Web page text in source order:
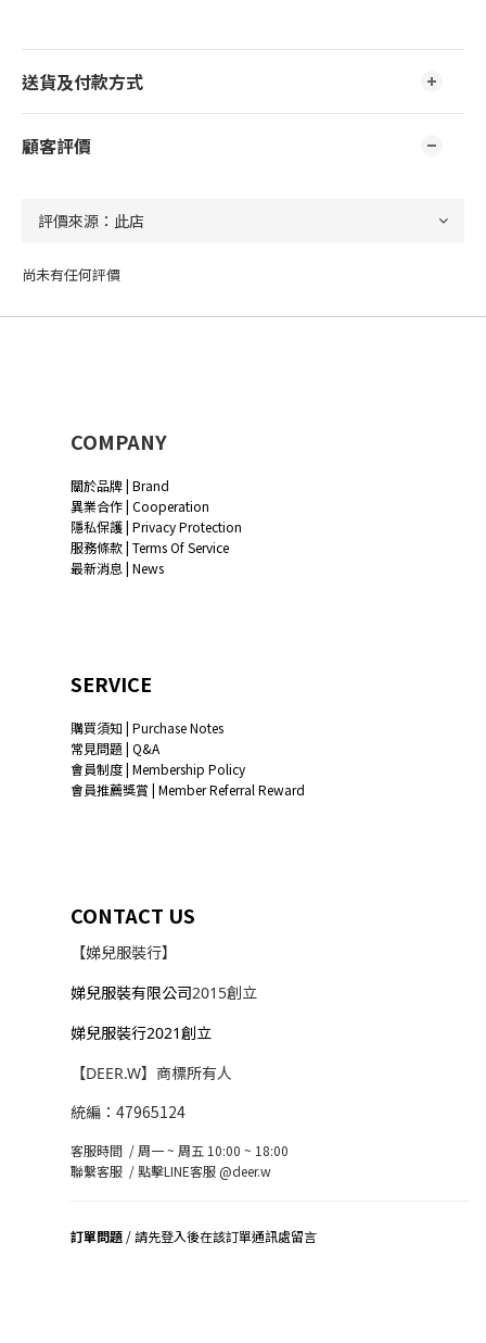
送貨及付款方式
顧客評價
尚未有任何評價
COMPANY
關於品牌 | Brand
異業合作 | Cooperation
隱私保護 | Privacy Protection
服務條款 | Terms Of Service
最新消息 | News
SERVICE
購買須知 | Purchase Notes
常見問題 | Q&A
會員制度 | Membership Policy
會員推薦獎賞 | Member Referral Reward
CONTACT US
【娣兒服裝行】
娣兒服裝有限公司2015創立
娣兒服裝行2021創立
【DEER.W】商標所有人
統編：47965124
客服時間 / 周一 ~ 周五 10:00 ~ 18:00
聯繫客服 /點擊LINE客服 @deer.w
訂單問題 / 請先登入後在該訂單通訊處留言